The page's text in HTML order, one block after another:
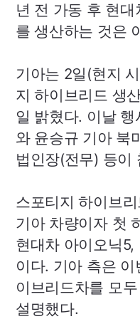
년 전 가동 후 현
를 생산하는 것은
기아는 2일(현지
지 하이브리드 생
일 밝혔다. 이날
와 윤승규 기아 북
법인장(전무) 등이
스포티지 하이브
기아 차량이자 첫
현대차 아이오닉
이다. 기아 측은
이브리드차를 모
설명했다.